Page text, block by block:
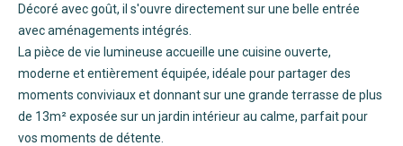
Décoré avec goût, il s'ouvre directement sur une belle entrée
avec aménagements intégrés.
La pièce de vie lumineuse accueille une cuisine ouverte,
moderne et entièrement équipée, idéale pour partager des
moments conviviaux et donnant sur une grande terrasse de plus
de 13m² exposée sur un jardin intérieur au calme, parfait pour
vos moments de détente.